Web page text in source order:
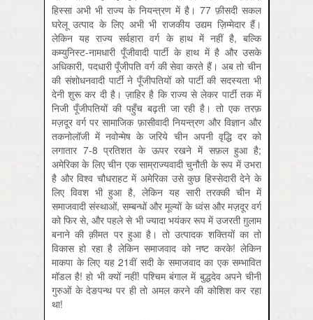
हिस्सा अभी भी राज्य के नियन्त्रण में है। 77 फ़ीसदी सकल
घरेलू उत्पाद के लिए अभी भी राजकीय उद्यम ज़िम्मेदार हैं।
लेकिन यह राज्य सर्वहारा वर्ग के हाथ में नहीं है, बल्कि
कम्युनिस्ट-नामधारी पूँजीवादी पार्टी के हाथ में है और उसके
अधिकारी, पदधारी पूँजीपति वर्ग की सेवा करते हैं। अब तो चीन
की संशोधनवादी पार्टी ने पूँजीपतियों को पार्टी की सदस्यता भी
देनी शुरू कर दी है। ज़ाहिर है कि राज्य से लेकर पार्टी तक में
निजी पूँजीपतियों की पहुँच बढ़ती जा रही है। तो एक तरफ़
मज़दूर वर्ग पर सामाजिक फ़ासीवादी नियन्त्रण और विज्ञान और
तकनोलॉजी में नवोन्मेष के जरिये चीन अपनी वृद्धि दर को
लगातार 7-8 प्रतिशत के ऊपर रखने में सफ़ल हुआ है;
अमेरिका के लिए चीन एक साम्राज्यवादी चुनौती के रूप में उभरा
है और विश्व चौधराहट में अमेरिका उसे कुछ हिस्सेदारी देने के
लिए विवश भी हुआ है, लेकिन यह सारी तरक्की चीन में
समाजवादी संस्थाओं, सम्बन्धों और मूल्यों के ध्वंस और मज़दूर वर्ग
को फिर से, और पहले से भी ज्यादा भयंकर रूप में उजरती ग़ुलाम
बनाने की क़ीमत पर हुआ है। तो उत्पादक शक्तियों का तो
विकास हो रहा है लेकिन समाजवाद को नष्ट करके! लेकिन
माकपा के लिए यह 21वीं सदी के समाजवाद का एक सम्भावित
मॉडल है! हो भी क्यों नहीं! पश्चिम बंगाल में बुद्धदेव अपने चीनी
गुरुओं के देङपन्थ पर ही तो अमल करने की कोशिश कर रहा
था!